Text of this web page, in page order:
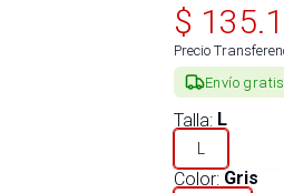
$
Precio
Envío
Talla: L
L
Color: Gris